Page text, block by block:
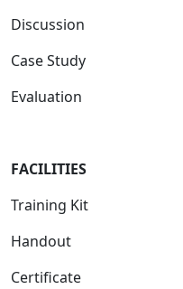
Discussion
Case Study
Evaluation
FACILITIES
Training Kit
Handout
Certificate